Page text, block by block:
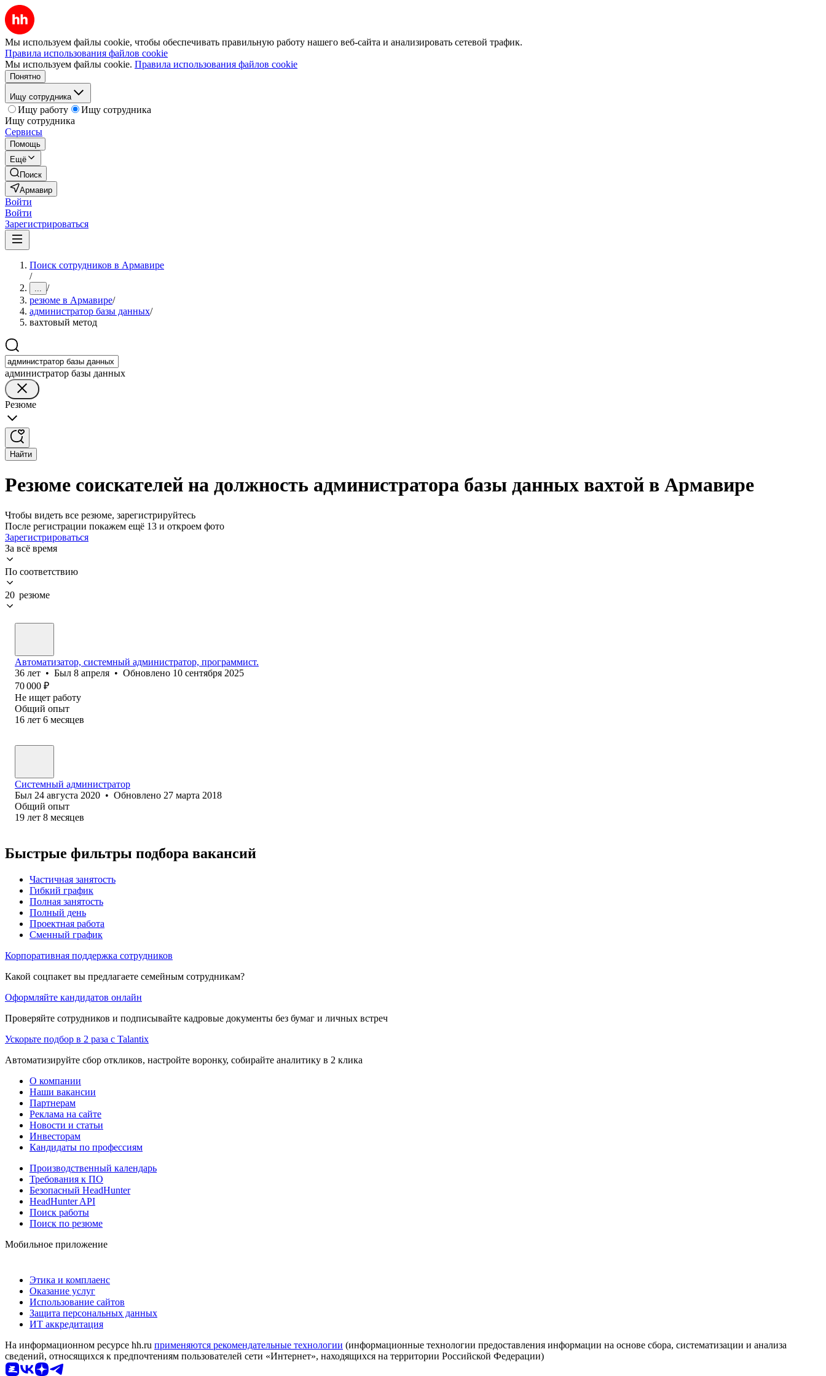
Мы используем файлы cookie, чтобы обеспечивать правильную работу нашего веб-сайта и анализировать сетевой трафик.
Правила использования файлов cookie
Мы используем файлы cookie. Правила использования файлов cookie
Понятно
Ищу сотрудника
Ищу работу
Ищу сотрудника
Ищу сотрудника
Сервисы
Помощь
Ещё
Поиск
Армавир
Войти
Войти
Зарегистрироваться
Поиск сотрудников в Армавире
/
... /
резюме в Армавире/
администратор базы данных/
вахтовый метод
администратор базы данных
Резюме
Найти
Резюме соискателей на должность администратора базы данных вахтой в Армавире
Чтобы видеть все резюме, зарегистрируйтесь
После регистрации покажем ещё 13 и откроем фото
Зарегистрироваться
За всё время
По соответствию
20 резюме
Автоматизатор, системный администратор, программист.
36 лет • Был 8 апреля • Обновлено 10 сентября 2025
70 000 ₽
Не ищет работу
Общий опыт
16 лет 6 месяцев
Системный администратор
Был 24 августа 2020 • Обновлено 27 марта 2018
Общий опыт
19 лет 8 месяцев
Быстрые фильтры подбора вакансий
Частичная занятость
Гибкий график
Полная занятость
Полный день
Проектная работа
Сменный график
Корпоративная поддержка сотрудников
Какой соцпакет вы предлагаете семейным сотрудникам?
Оформляйте кандидатов онлайн
Проверяйте сотрудников и подписывайте кадровые документы без бумаг и личных встреч
Ускорьте подбор в 2 раза с Talantix
Автоматизируйте сбор откликов, настройте воронку, собирайте аналитику в 2 клика
О компании
Наши вакансии
Партнерам
Реклама на сайте
Новости и статьи
Инвесторам
Кандидаты по профессиям
Производственный календарь
Требования к ПО
Безопасный HeadHunter
HeadHunter API
Поиск работы
Поиск по резюме
Мобильное приложение
Этика и комплаенс
Оказание услуг
Использование сайтов
Защита персональных данных
ИТ аккредитация
На информационном ресурсе hh.ru применяются рекомендательные технологии (информационные технологии предоставления информации на основе сбора, систематизации и анализа
сведений, относящихся к предпочтениям пользователей сети «Интернет», находящихся на территории Российской Федерации)